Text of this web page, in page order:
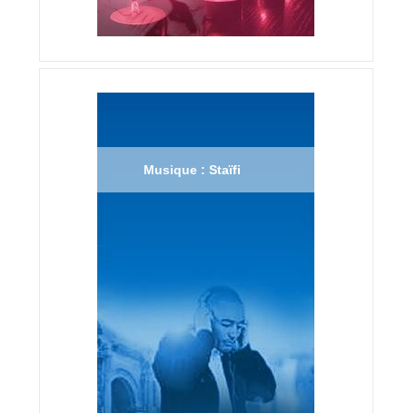
Musique : Staïfi